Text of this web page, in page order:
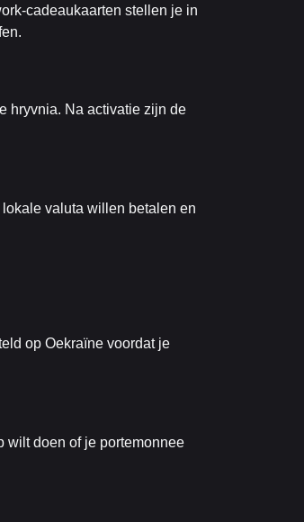
cadeaukaarten stellen je in
hryvnia. Na activatie zijn de
valuta willen betalen en
op Oekraïne voordat je
wilt doen of je portemonnee